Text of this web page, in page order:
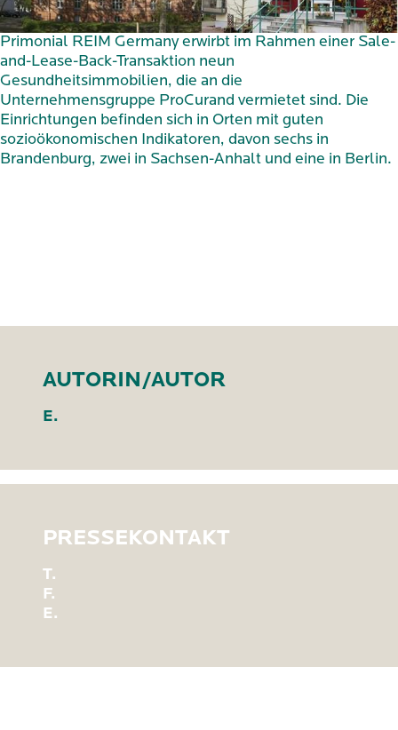
Primonial REIM Germany erwirbt im Rahmen einer Sale-
and-Lease-Back-Transaktion neun
Gesundheitsimmobilien, die an die
Unternehmensgruppe ProCurand vermietet sind. Die
Einrichtungen befinden sich in Orten mit guten
sozioökonomischen Indikatoren, davon sechs in
Brandenburg, zwei in Sachsen-Anhalt und eine in Berlin.
AUTORIN/AUTOR
E.
PRESSEKONTAKT
T.
F.
E.